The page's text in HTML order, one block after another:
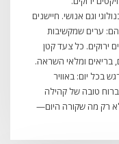
וגם אנושי. חיישנים
ערים שמקשיבות
ירוקים. כל צעד קטן
בריאים ומלאי השראה.
בכל יום: באוויר
טובה של קהילה
רק מה שקורה היום—